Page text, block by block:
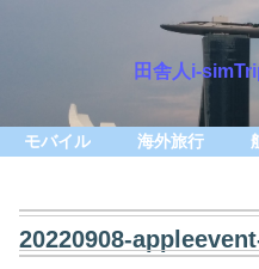
田舎人i-
モバイル 海外旅行
20220908-